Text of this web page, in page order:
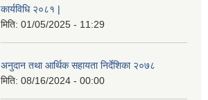
कार्यविधि २०८१ |
मिति: 01/05/2025 - 11:29
अनुदान तथा आर्थिक सहायता निर्देशिका २०७८
मिति: 08/16/2024 - 00:00